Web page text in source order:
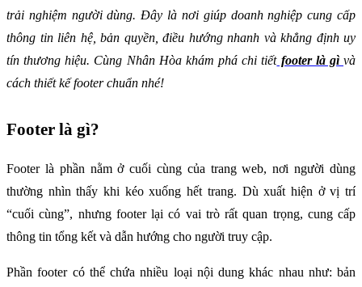
trải nghiệm người dùng. Đây là nơi giúp doanh nghiệp cung cấp
thông tin liên hệ, bản quyền, điều hướng nhanh và khẳng định uy
tín thương hiệu. Cùng Nhân Hòa khám phá chi tiết footer là gì và
cách thiết kế footer chuẩn nhé!
Footer là gì?
Footer là phần nằm ở cuối cùng của trang web, nơi người dùng
thường nhìn thấy khi kéo xuống hết trang. Dù xuất hiện ở vị trí
“cuối cùng”, nhưng footer lại có vai trò rất quan trọng, cung cấp
thông tin tổng kết và dẫn hướng cho người truy cập.
Phần footer có thể chứa nhiều loại nội dung khác nhau như: bản